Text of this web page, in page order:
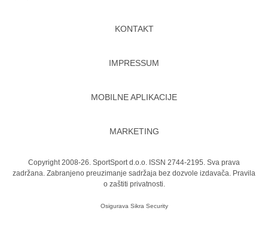
KONTAKT
IMPRESSUM
MOBILNE APLIKACIJE
MARKETING
Copyright 2008-26. SportSport d.o.o. ISSN 2744-2195. Sva prava
zadržana. Zabranjeno preuzimanje sadržaja bez dozvole izdavača. Pravila
o zaštiti privatnosti.
Osigurava Sikra Security